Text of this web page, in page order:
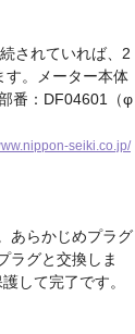
されていれば、2
す。メーター本体
番：DF04601（φ
seiki.co.jp/
あらかじめプラグ
ラグと交換しま
して完了です。